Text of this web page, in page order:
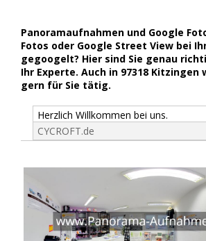
Panoramaufnahmen und Google
Fotos oder Google Street View bei
gegoogelt? Hier sind Sie genau
Ihr Experte. Auch in 97318 Kitzingen
gern für Sie tätig.
Herzlich Willkommen bei uns.
CYCROFT.de